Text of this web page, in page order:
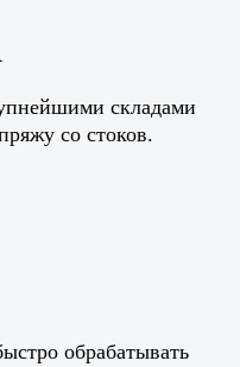
складами
со стоков.
обрабатывать